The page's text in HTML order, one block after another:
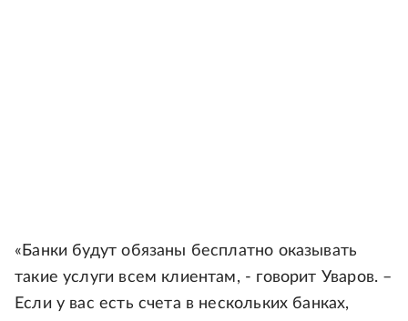
«Банки будут обязаны бесплатно оказывать
такие услуги всем клиентам, - говорит Уваров. –
Если у вас есть счета в нескольких банках,